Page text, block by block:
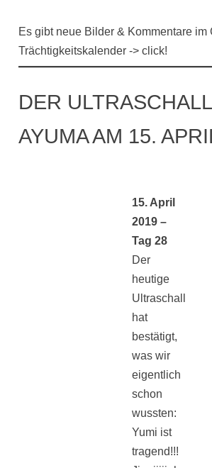
Es gibt neue Bilder & Kommentare im
Trächtigkeitskalender -> click!
DER
AYUMA AM 15.
15. April
2019 –
Tag 28
Der
heutige
Ultraschall
hat
bestätigt,
was wir
eigentlich
schon
wussten:
Yumi ist
tragend!!!